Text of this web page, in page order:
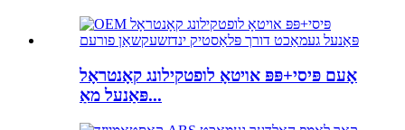
אָעם פּיסי+פּפּ אויטאָ לופטקילונג קאָנטראָל
פּאַנעל מאַ...